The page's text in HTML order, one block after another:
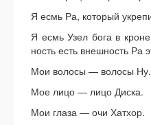
Я есмь Ра, который
Я есмь Узел бога в
ность есть внешность Ра
Мои волосы — волосы Ну.
Мое лицо — лицо Диска.
Мои глаза — очи Хатхор.